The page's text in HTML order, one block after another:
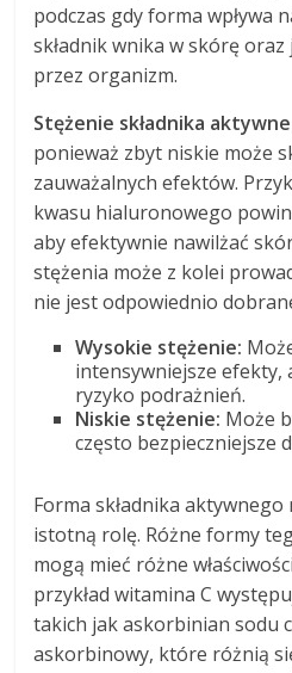
podczas gdy forma wpływa
składnik wnika w skórę
przez organizm.
Stężenie składnika
ponieważ zbyt niskie może
zauważalnych efektów.
kwasu hialuronowego
aby efektywnie nawilżać
stężenia może z kolei
nie jest odpowiednio
Wysokie stężenie:
intensywniejsze efekty,
ryzyko podrażnień.
Niskie stężenie: Może
często bezpieczniejsze
Forma składnika
istotną rolę. Różne formy
mogą mieć różne
przykład witamina C
takich jak askorbinian sodu
askorbinowy, które różnią